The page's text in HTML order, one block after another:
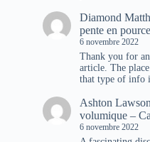
Diamond
pente en
6 novembre 2022
Thank you for
article. The
that type of info
Ashton Lawson
volumique –
6 novembre 2022